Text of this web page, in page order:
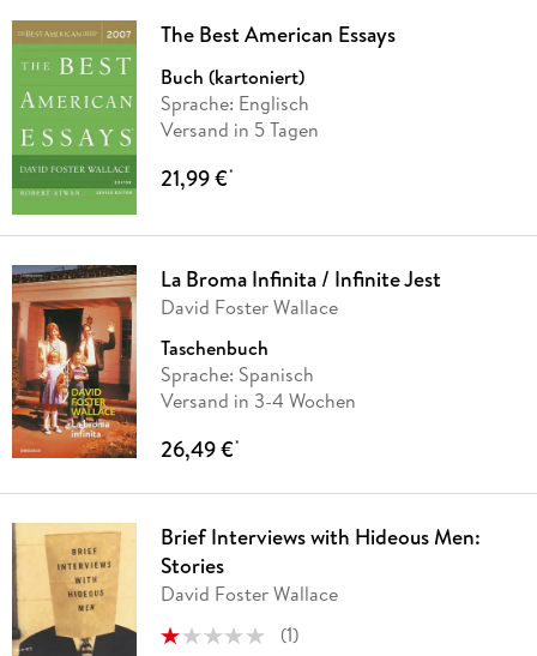
The Best American Essays
Buch (kartoniert)
Sprache: Englisch
Versand in 5 Tagen
21,99 €*
La Broma Infinita / Infinite Jest
David Foster Wallace
Taschenbuch
Sprache: Spanisch
Versand in 3-4 Wochen
26,49 €*
Brief Interviews with Hideous Men:
Stories
David Foster Wallace
(1)